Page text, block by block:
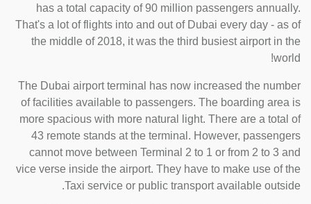
has a total capacity of 90 million passengers annually.
That's a lot of flights into and out of Dubai every day - as of
the middle of 2018, it was the third busiest airport in the
world!
The Dubai airport terminal has now increased the number
of facilities available to passengers. The boarding area is
more spacious with more natural light. There are a total of
43 remote stands at the terminal. However, passengers
cannot move between Terminal 2 to 1 or from 2 to 3 and
vice verse inside the airport. They have to make use of the
Taxi service or public transport available outside.